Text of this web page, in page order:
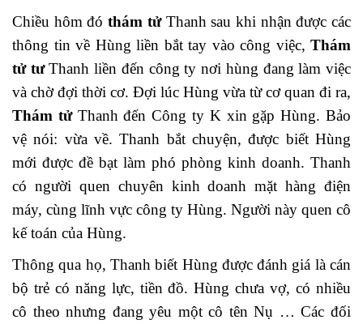
Chiều hôm đóthám tửThanh sau khi nhận được các
thông tin về Hùng liền bắt tay vào công việc, Thám
tử tưThanh liền đến công ty nơi hùng đang làm việc
và chờ đợi thời cơ. Đợi lúc Hùng vừa từ cơ quan đi ra,
Thám tửThanh đến Công ty K xin gặp Hùng. Bảo
vệ nói: vừa về. Thanh bắt chuyện, được biết Hùng
mới được đề bạt làm phó phòng kinh doanh. Thanh
có người quen chuyên kinh doanh mặt hàng điện
máy, cùng lĩnh vực công ty Hùng. Người này quen cô
kế toán của Hùng.
Thông qua họ, Thanh biết Hùng được đánh giá là cán
bộ trẻ có năng lực, tiền đồ. Hùng chưa vợ, có nhiều
cô theo nhưng đang yêu một cô tên Nụ … Các đối